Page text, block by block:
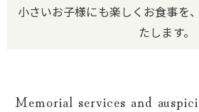
小さいお子様にも楽しくお食事を
たします。
Memorial services and